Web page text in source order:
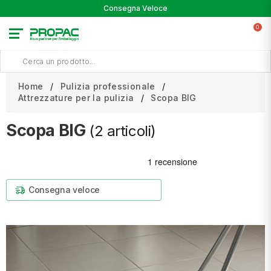
0
Consegna Veloce
Home
Pulizia professionale
Attrezzature per la pulizia
Scopa BIG
Scopa BIG (2 articoli)
Consegna veloce